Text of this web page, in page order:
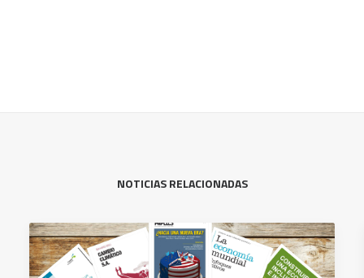
NOTICIAS RELACIONADAS